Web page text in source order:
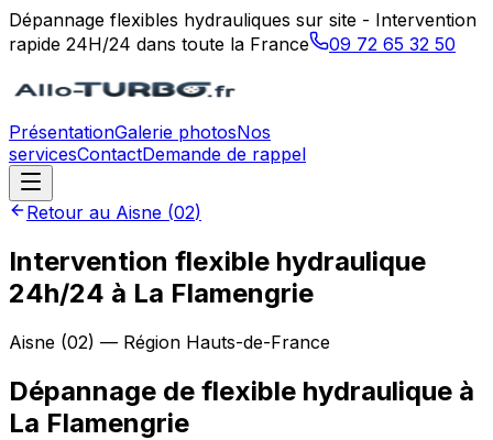
Dépannage flexibles hydrauliques sur site - Intervention
rapide 24H/24 dans toute la France
09 72 65 32 50
PrésentationGalerie photosNos
servicesContactDemande de rappel
Retour au Aisne (02)
Intervention flexible hydraulique
24h/24 à La Flamengrie
Aisne (02) — Région Hauts-de-France
Dépannage de flexible hydraulique à
La Flamengrie